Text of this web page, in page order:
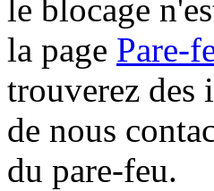
le blocage
la page Pare-
trouverez des
de nous
du pare-feu.